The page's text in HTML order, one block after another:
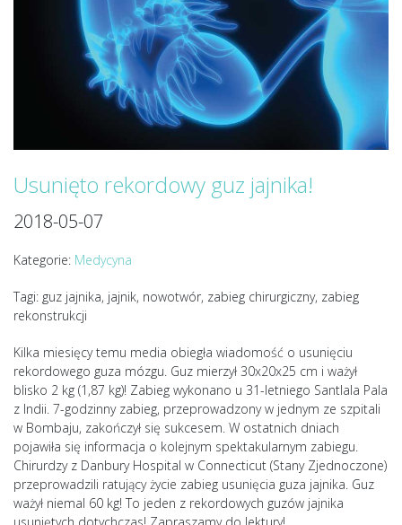
Usunięto rekordowy guz jajnika!
2018-05-07
Kategorie: Medycyna
Tagi: guz jajnika, jajnik, nowotwór, zabieg chirurgiczny, zabieg
rekonstrukcji
Kilka miesięcy temu media obiegła wiadomość o usunięciu
rekordowego guza mózgu. Guz mierzył 30x20x25 cm i ważył
blisko 2 kg (1,87 kg)! Zabieg wykonano u 31-letniego Santlala Pala
z Indii. 7-godzinny zabieg, przeprowadzony w jednym ze szpitali
w Bombaju, zakończył się sukcesem. W ostatnich dniach
pojawiła się informacja o kolejnym spektakularnym zabiegu.
Chirurdzy z Danbury Hospital w Connecticut (Stany Zjednoczone)
przeprowadzili ratujący życie zabieg usunięcia guza jajnika. Guz
ważył niemal 60 kg! To jeden z rekordowych guzów jajnika